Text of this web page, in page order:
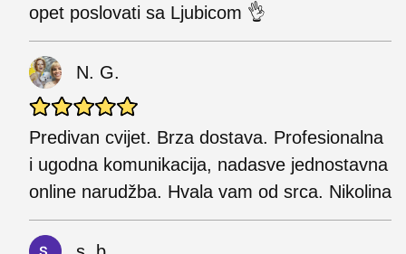
opet poslovati sa Ljubicom 👌
N. G.
Predivan cvijet. Brza dostava. Profesionalna
i ugodna komunikacija, nadasve jednostavna
online narudžba. Hvala vam od srca. Nikolina